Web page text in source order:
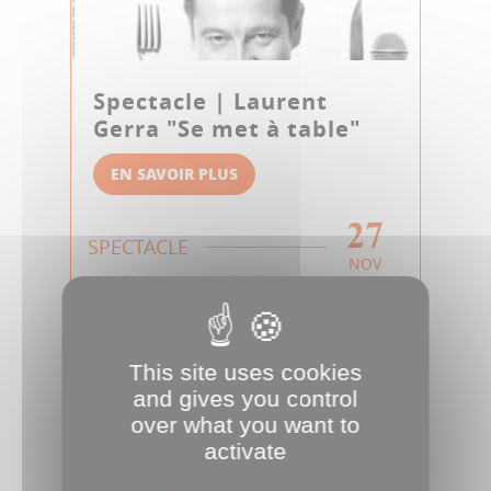
Spectacle | Laurent
Gerra "Se met à table"
EN SAVOIR PLUS
SPECTACLE 27
NOV
This site uses cookies
and gives you control
over what you want to
activate